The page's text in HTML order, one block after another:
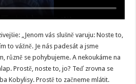
„Jenom vás slušně varuju: Noste to,
to vážně. Je nás padesát a jsme
různě se pohybujeme. A nekoukáme na
Prostě, noste to, jo? Teď zrovna se
Kobylisy. Prostě to začneme mlátit.